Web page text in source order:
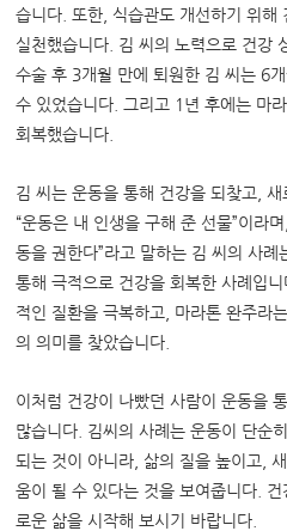
습니다. 또한, 식습관도 개선하기 위해
실천했습니다. 김 씨의 노력으로 건강
수술 후 3개월 만에 퇴원한 김 씨는 6
수 있었습니다. 그리고 1년 후에는 마
회복했습니다.
김 씨는 운동을 통해 건강을 되찾고,
“운동은 내 인생을 구해 준 선물”이라
동을 권한다”라고 말하는 김 씨의 사례
통해 극적으로 건강을 회복한 사례입니
적인 질환을 극복하고, 마라톤 완주라
의 의미를 찾았습니다.
이처럼 건강이 나빴던 사람이 운동을
많습니다. 김씨의 사례는 운동이 단순
되는 것이 아니라, 삶의 질을 높이고,
움이 될 수 있다는 것을 보여줍니다.
로운 삶을 시작해 보시기 바랍니다.